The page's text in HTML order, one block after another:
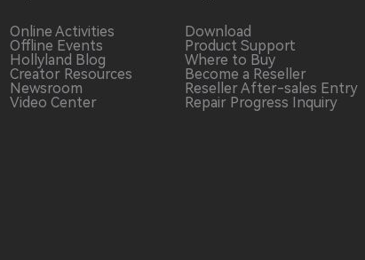
Online Activities
Offline Events
Hollyland Blog
Creator Resources
Newsroom
Video Center
Download
Product Support
Where to Buy
Become a Reseller
Reseller After-sales Entry
Repair Progress Inquiry